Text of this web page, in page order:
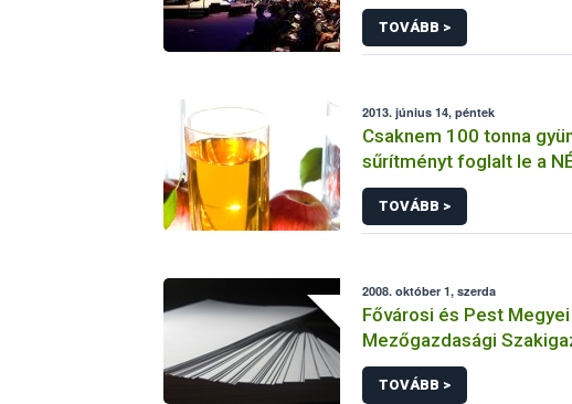
TOVÁBB >
2013. június 14, péntek
Csaknem 100 tonna
sűrítményt foglalt le a
TOVÁBB >
2008. október 1, szerda
Fővárosi és Pest Megyei
Mezőgazdasági
Hivatal Élelmiszerlánc-
Állategészségügyi
TOVÁBB >